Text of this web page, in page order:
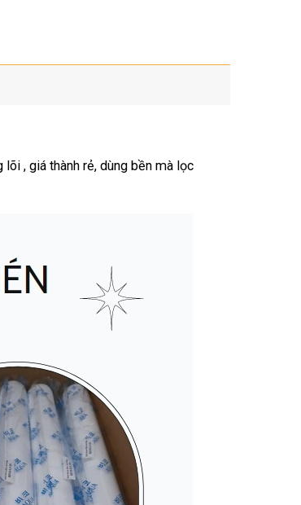
, giá thành rẻ, dùng bền mà lọc